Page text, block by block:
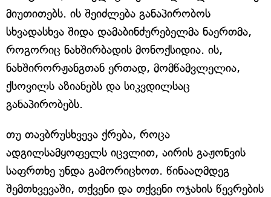
მიუთითებს. ის შეიძლება განაპირობოს
სხვადასხვა შიდა დამაბინძურებელმა ნაერთმა,
როგორიც ნახშირბადის მონოქსიდია. ის,
ნახშირორჟანგთან ერთად, მომწამვლელია,
ქსოვილს აზიანებს და სიკვდილსაც
განაპირობებს.
თუ თავბრუსხვევა ქრება, როცა
ადგილსამყოფელს იცვლით, აირის გაჟონვის
საფრთხე უნდა გამორიცხოთ. წინააღმდეგ
შემთხვევაში, თქვენი და თქვენი ოჯახის წევრების